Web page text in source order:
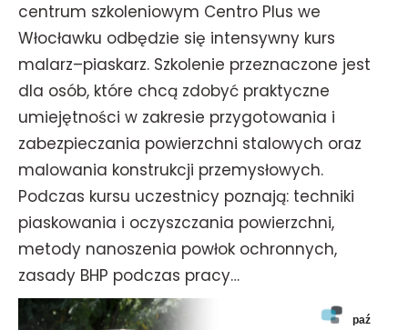
centrum szkoleniowym Centro Plus we
Włocławku odbędzie się intensywny kurs
malarz–piaskarz. Szkolenie przeznaczone jest
dla osób, które chcą zdobyć praktyczne
umiejętności w zakresie przygotowania i
zabezpieczania powierzchni stalowych oraz
malowania konstrukcji przemysłowych.
Podczas kursu uczestnicy poznają: techniki
piaskowania i oczyszczania powierzchni,
metody nanoszenia powłok ochronnych,
zasady BHP podczas pracy…
paź